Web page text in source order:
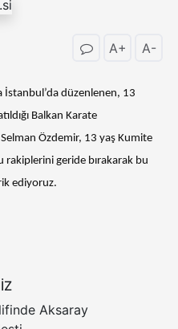
A+ A-
İstanbul’da düzenlenen, 13
Balkan Karate
Özdemir, 13 yaş Kumite
rakiplerini geride bırakarak bu
ediyoruz.
Aksaray